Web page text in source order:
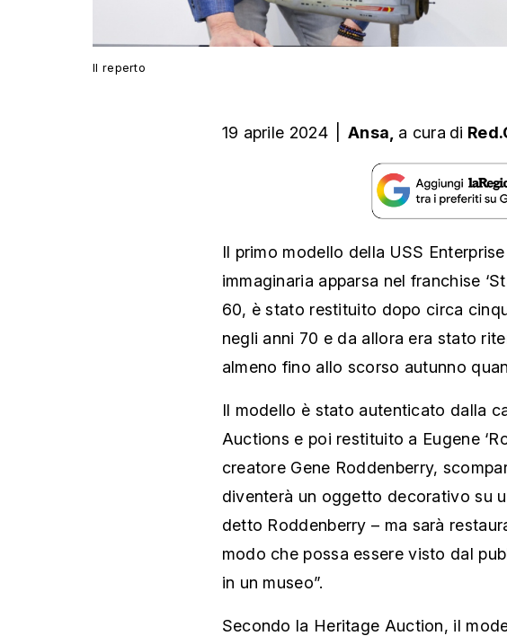
Il reperto
19 aprile 2024 Ansa, a cura di
Il primo modello della USS
immaginaria apparsa nel franchise
60, è stato restituito dopo circa
negli anni 70 e da allora era stato
almeno fino allo scorso autunno
Il modello è stato autenticato dalla
Auctions e poi restituito a Eugene
creatore Gene Roddenberry,
diventerà un oggetto decorativo su
detto Roddenberry – ma sarà
modo che possa essere visto dal
in un museo”.
Secondo la Heritage Auction, il